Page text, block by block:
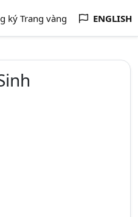
ký Trang vàng ENGLISH